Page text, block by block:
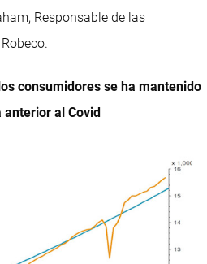
Responsable de las
consumidores se ha mantenido
anterior al Covid